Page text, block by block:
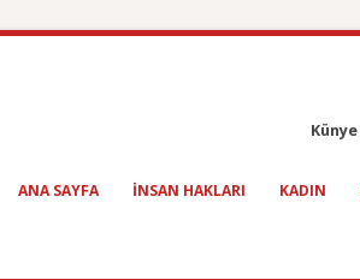
Künye
ANA SAYFA INSAN HAKLARI KADIN